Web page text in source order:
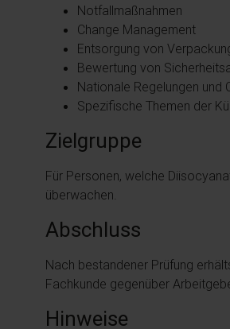
Notfallmaßnahmen
Change Management
Entsorgung von
Bewertung von
Nationale Regelungen und
Spezifische Themen der
Zielgruppe
Für Personen, welche
überwachen.
Abschluss
Nach bestandener Prüfung
Fachkunde gegenüber
Hinweise